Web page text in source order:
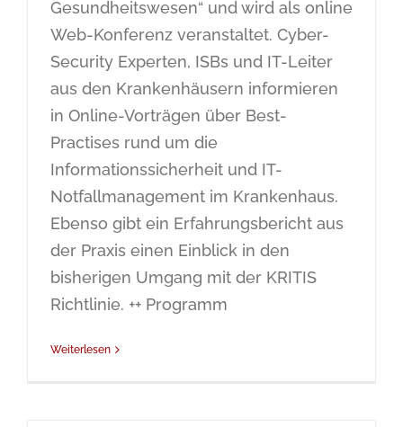
Gesundheitswesen“ und wird als online
Web-Konferenz veranstaltet. Cyber-
Security Experten, ISBs und IT-Leiter
aus den Krankenhäusern informieren
in Online-Vorträgen über Best-
Practises rund um die
Informationssicherheit und IT-
Notfallmanagement im Krankenhaus.
Ebenso gibt ein Erfahrungsbericht aus
der Praxis einen Einblick in den
bisherigen Umgang mit der KRITIS
Richtlinie. ++ Programm
Weiterlesen